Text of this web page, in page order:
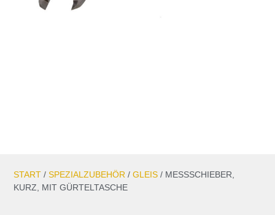
START /SPEZIALZUBEHÖR /GLEIS / MESSSCHIEBER,
KURZ, MIT GÜRTELTASCHE